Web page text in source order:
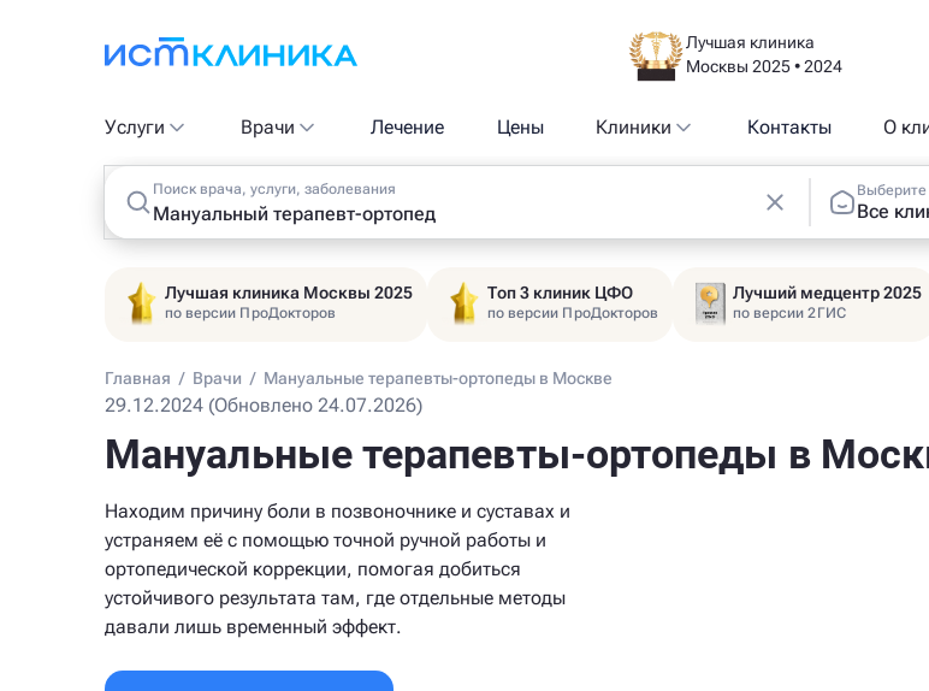
Лучшая клиника
Москвы 2025 • 2024
Услуги Врачи Лечение Цены Клиники Контакты О
Поиск врача, услуги, заболевания Выберите
Все
Лучшая клиника Москвы 2025
по версии ПроДокторов
Топ 3 клиник ЦФО
по версии ПроДокторов
Лучший медцентр 2025
по версии 2ГИС
Главная / Врачи / Мануальные терапевты-ортопеды в Москве
29.12.2024 (Обновлено 24.07.2026)
Мануальные терапевты-ортопеды в
Находим причину боли в позвоночнике и суставах и
устраняем её с помощью точной ручной работы и
ортопедической коррекции, помогая добиться
устойчивого результата там, где отдельные методы
давали лишь временный эффект.